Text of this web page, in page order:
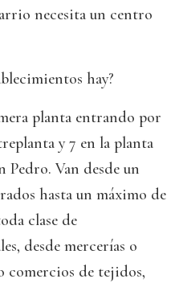
necesita un centro
hay?
planta entrando por
y 7 en la planta
Pedro. Van desde un
hasta un máximo de
clase de
desde mercerías o
comercios de tejidos,